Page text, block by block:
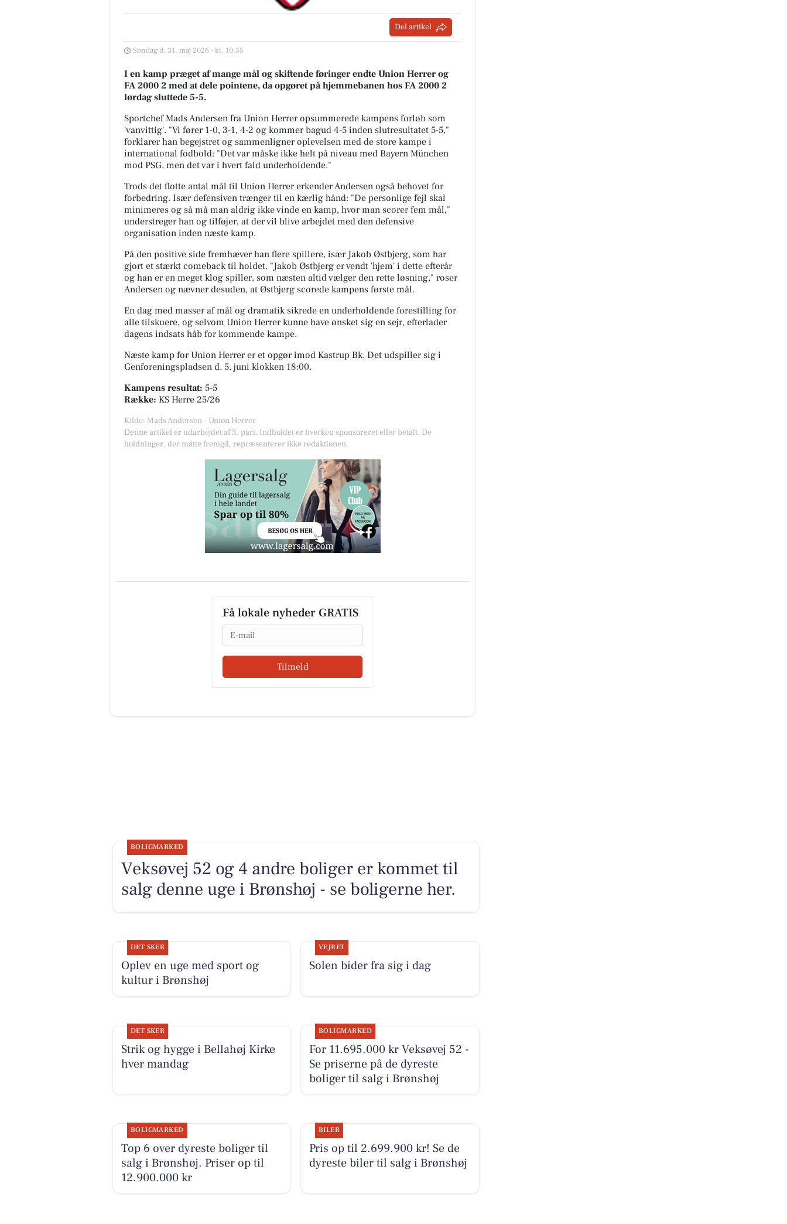
Del artikel
Søndag d. 31. maj 2026 - kl. 10:55
I en kamp præget af mange mål og skiftende føringer endte Union Herrer og
FA 2000 2 med at dele pointene, da opgøret på hjemmebanen hos FA 2000 2
lørdag sluttede 5-5.
Sportchef Mads Andersen fra Union Herrer opsummerede kampens forløb som
'vanvittig'. "Vi fører 1-0, 3-1, 4-2 og kommer bagud 4-5 inden slutresultatet 5-5,"
forklarer han begejstret og sammenligner oplevelsen med de store kampe i
international fodbold: "Det var måske ikke helt på niveau med Bayern München
mod PSG, men det var i hvert fald underholdende."
Trods det flotte antal mål til Union Herrer erkender Andersen også behovet for
forbedring. Især defensiven trænger til en kærlig hånd: "De personlige fejl skal
minimeres og så må man aldrig ikke vinde en kamp, hvor man scorer fem mål,"
understreger han og tilføjer, at der vil blive arbejdet med den defensive
organisation inden næste kamp.
På den positive side fremhæver han flere spillere, især Jakob Østbjerg, som har
gjort et stærkt comeback til holdet. "Jakob Østbjerg er vendt 'hjem' i dette efterår
og han er en meget klog spiller, som næsten altid vælger den rette løsning," roser
Andersen og nævner desuden, at Østbjerg scorede kampens første mål.
En dag med masser af mål og dramatik sikrede en underholdende forestilling for
alle tilskuere, og selvom Union Herrer kunne have ønsket sig en sejr, efterlader
dagens indsats håb for kommende kampe.
Næste kamp for Union Herrer er et opgør imod Kastrup Bk. Det udspiller sig i
Genforeningspladsen d. 5. juni klokken 18:00.
Kampens resultat: 5-5
Række: KS Herre 25/26
Kilde: Mads Andersen - Union Herrer
Denne artikel er udarbejdet af 3. part. Indholdet er hverken sponsoreret eller betalt. De
holdninger, der måtte fremgå, repræsenterer ikke redaktionen.
Få lokale nyheder GRATIS
Email
Tilmeld
BOLIGMARKED
Veksøvej 52 og 4 andre boliger er kommet til
salg denne uge i Brønshøj - se boligerne her.
DET SKER
Oplev en uge med sport og
kultur i Brønshøj
VEJRET
Solen bider fra sig i dag
DET SKER
Strik og hygge i Bellahøj Kirke
hver mandag
BOLIGMARKED
For 11.695.000 kr Veksøvej 52 -
Se priserne på de dyreste
boliger til salg i Brønshøj
BOLIGMARKED
Top 6 over dyreste boliger til
salg i Brønshøj. Priser op til
12.900.000 kr
BILER
Pris op til 2.699.900 kr! Se de
dyreste biler til salg i Brønshøj